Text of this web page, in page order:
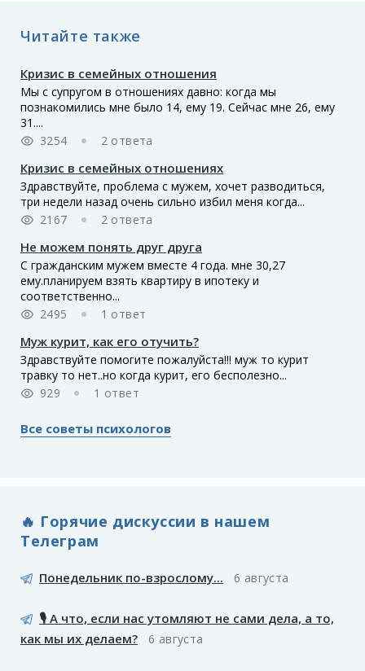
Читайте также
Кризис в семейных отношения
Мы с супругом в отношениях давно: когда мы
познакомились мне было 14, ему 19. Сейчас мне 26, ему
31....
3254
2 ответа
Кризис в семейных отношениях
Здравствуйте, проблема с мужем, хочет разводиться,
три недели назад очень сильно избил меня когда...
2167
2 ответа
Не можем понять друг друга
С гражданским мужем вместе 4 года. мне 30,27
ему.планируем взять квартиру в ипотеку и
соответственно...
2495
1 ответ
Муж курит, как его отучить?
Здравствуйте помогите пожалуйста!!! муж то курит
травку то нет..но когда курит, его бесполезно...
929
1 ответ
Все советы психологов
🔥 Горячие дискуссии в нашем
Телеграм
Понедельник по-взрослому... 6 августа
🎙️ А что, если нас утомляют не сами дела, а то,
как мы их делаем?
6 августа